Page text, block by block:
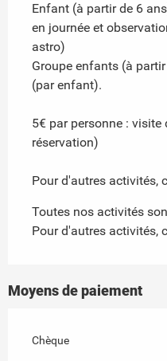
Enfant (à partir de 6
en journée et
astro)
Groupe enfants (à
(par enfant).
5€ par personne :
réservation)
Pour d'autres activités,
Toutes nos activités
Pour d'autres activités,
Moyens de paiement
Chèque